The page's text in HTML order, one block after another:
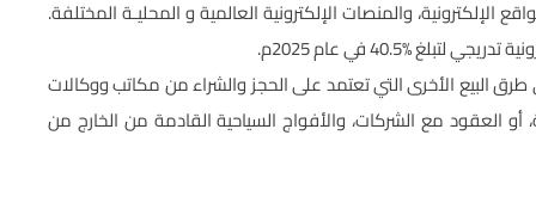
الإلكترونية، والمنصات الإلكترونية العالمية و المحليـة المختلفة.
%40.5 في عام 2025م.
البيع الأخرى التي تعتمد على الحجز والشراء من مكاتب ووكالات
أو العقود مع الشركات، والأفواج السياحية القادمة من الخارج من